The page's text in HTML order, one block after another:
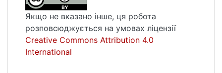
Якщо не вказано інше, ця робота
розповсюджується на умовах ліцензії
Creative Commons Attribution 4.0
International